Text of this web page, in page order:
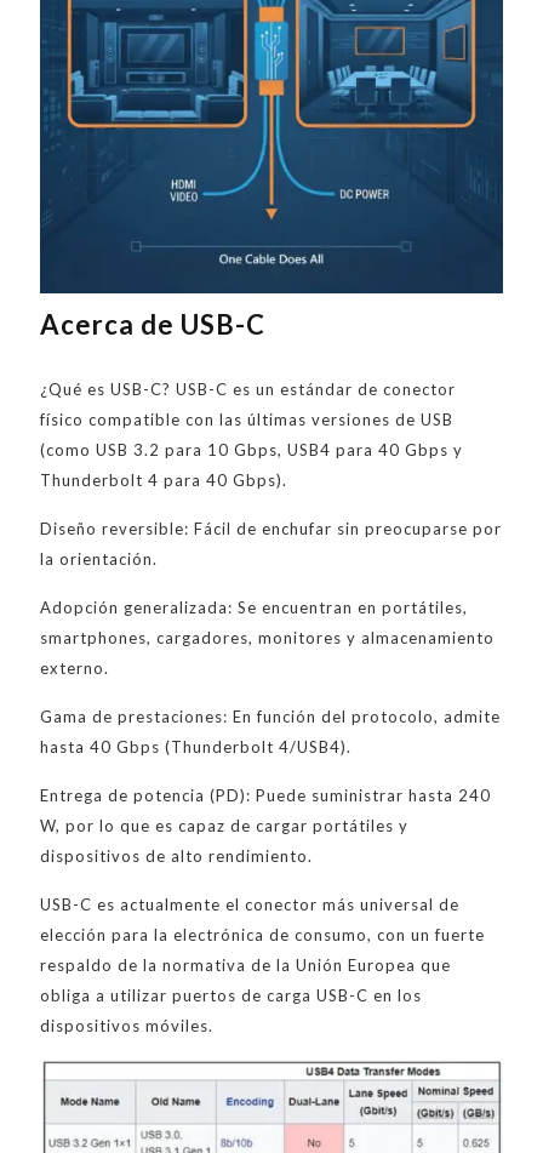
Acerca de USB-C
¿Qué es USB-C? USB-C es un estándar de conector
físico compatible con las últimas versiones de USB
(como USB 3.2 para 10 Gbps, USB4 para 40 Gbps y
Thunderbolt 4 para 40 Gbps).
Diseño reversible: Fácil de enchufar sin preocuparse por
la orientación.
Adopción generalizada: Se encuentran en portátiles,
smartphones, cargadores, monitores y almacenamiento
externo.
Gama de prestaciones: En función del protocolo, admite
hasta 40 Gbps (Thunderbolt 4/USB4).
Entrega de potencia (PD): Puede suministrar hasta 240
W, por lo que es capaz de cargar portátiles y
dispositivos de alto rendimiento.
USB-C es actualmente el conector más universal de
elección para la electrónica de consumo, con un fuerte
respaldo de la normativa de la Unión Europea que
obliga a utilizar puertos de carga USB-C en los
dispositivos móviles.